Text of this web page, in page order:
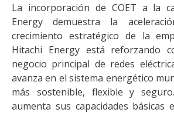
La incorporación de COET a la
Energy demuestra la
crecimiento estratégico de la
Hitachi Energy está reforzando
negocio principal de redes
avanza en el sistema energético
más sostenible, flexible y seguro.
aumenta sus capacidades